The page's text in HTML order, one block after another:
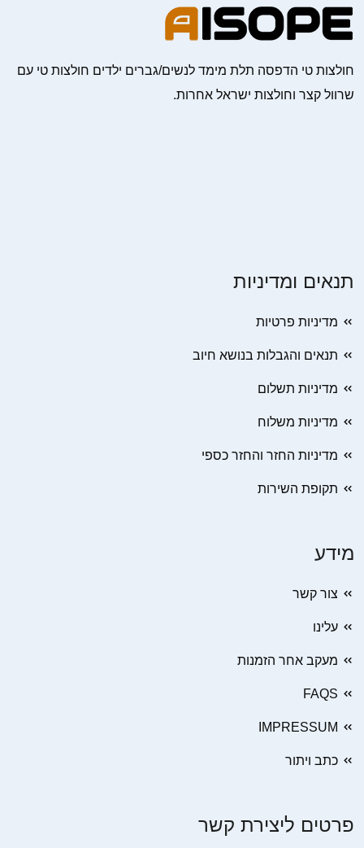
חולצות טי הדפסה תלת מימד לנשים/גברים ילדים חולצות טי עם
שרוול קצר וחולצות ישראל אחרות.
תנאים ומדיניות
מדיניות פרטיות
תנאים והגבלות בנושא חיוב
מדיניות תשלום
מדיניות משלוח
מדיניות החזר והחזר כספי
תקופת השירות
מידע
צור קשר
עלינו
מעקב אחר הזמנות
FAQS
IMPRESSUM
כתב ויתור
פרטים ליצירת קשר